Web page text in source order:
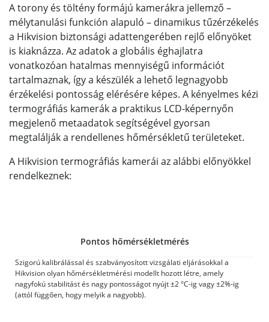
A torony és töltény formájú kamerákra jellemző –
mélytanulási funkción alapuló – dinamikus tűzérzékelés
a Hikvision biztonsági adattengerében rejlő előnyöket
is kiaknázza. Az adatok a globális éghajlatra
vonatkozóan hatalmas mennyiségű információt
tartalmaznak, így a készülék a lehető legnagyobb
érzékelési pontosság elérésére képes. A kényelmes kézi
termográfiás kamerák a praktikus LCD-képernyőn
megjelenő metaadatok segítségével gyorsan
megtalálják a rendellenes hőmérsékletű területeket.
A Hikvision termográfiás kamerái az alábbi előnyökkel
rendelkeznek:
Pontos hőmérsékletmérés
Szigorú kalibrálással és szabványosított vizsgálati eljárásokkal a
Hikvision olyan hőmérsékletmérési modellt hozott létre, amely
nagyfokú stabilitást és nagy pontosságot nyújt ±2 °C-ig vagy ±2%-ig
(attól függően, hogy melyik a nagyobb).